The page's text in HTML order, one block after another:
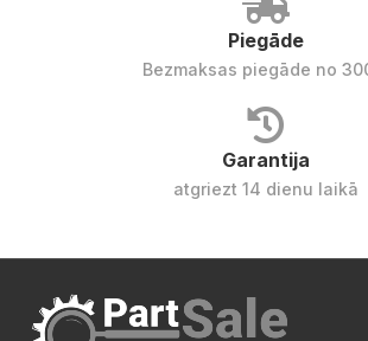
Piegāde
Bezmaksas piegāde no
Garantija
atgriezt 14 dienu laikā